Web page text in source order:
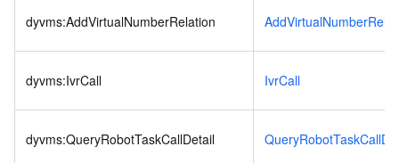
dyvms:AddVirtualNumberRelation
dyvms:IvrCall IvrCall
dyvms:QueryRobotTaskCallDetail